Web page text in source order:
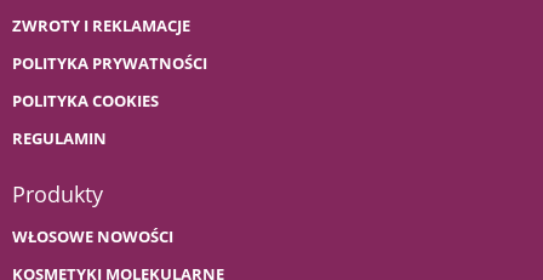
ZWROTY I REKLAMACJE
POLITYKA PRYWATNOŚCI
POLITYKA COOKIES
REGULAMIN
Produkty
WŁOSOWE NOWOŚCI
KOSMETYKI MOLEKULARNE